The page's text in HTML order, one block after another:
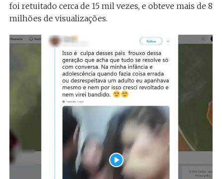
foi retuitado cerca de 15 mil vezes, e obteve mais de 8
milhões de visualizações.